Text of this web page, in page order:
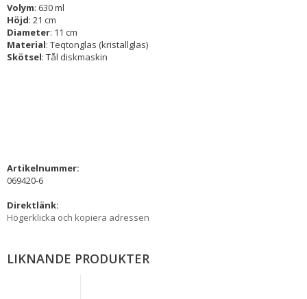
Volym: 630 ml
Höjd: 21 cm
Diameter: 11 cm
Material: Teqtonglas (kristallglas)
Skötsel: Tål diskmaskin
Artikelnummer:
069420-6
Direktlänk:
Högerklicka och kopiera adressen
LIKNANDE PRODUKTER